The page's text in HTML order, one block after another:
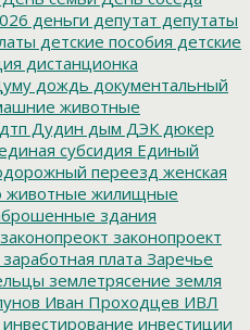
деньги депутат депутаты
детские пособия детские
дистанционка
дождь документальный
животные
дтп Дудин дым ДЭКдюкер
субсидия Единый
переезд женская
животные жилищные
здания
законопреокт законопроект
заработная плата Заречье
землетрясение земля
Иван Проходцев ИВЛ
инвестирование инвестиции